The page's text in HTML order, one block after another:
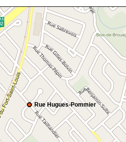
Rue Hugues-Pommier